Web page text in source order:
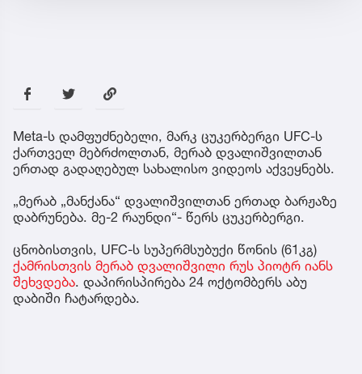
Meta-ს დამფუძნებელი, მარკ ცუკერბერგი UFC-ს
ქართველ მებრძოლთან, მერაბ დვალიშვილთან
ერთად გადაღებულ სახალისო ვიდეოს აქვეყნებს.
„მერაბ „მანქანა“ დვალიშვილთან ერთად ბარჟაზე
დაბრუნება. მე-2 რაუნდი“- წერს ცუკერბერგი.
ცნობისთვის, UFC-ს სუპერმსუბუქი წონის (61კგ)
ქამრისთვის მერაბ დვალიშვილი რუს პიოტრ იანს
შეხვდება. დაპირისპირება 24 ოქტომბერს აბუ
დაბიში ჩატარდება.